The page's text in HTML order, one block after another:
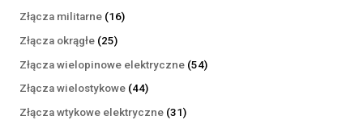
produktów
Złącza militarne 1616
Złącza okrągłe 2525
produktów
Złącza wielopinowe elektryczne 5454
Złącza wielostykowe 4444
produkty
Złącza wtykowe elektryczne 3131